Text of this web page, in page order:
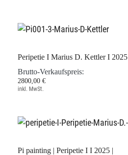
Peripetie I Marius D. Kettler I 2025
Brutto-Verkaufspreis:
2800,00 €
inkl. MwSt.
Pi painting | Peripetie I I 2025 |